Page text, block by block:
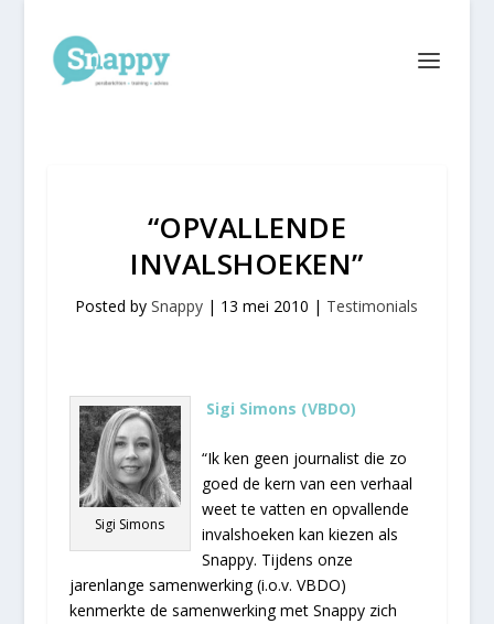
“OPVALLENDE
INVALSHOEKEN”
Posted bySnappy | 13 mei 2010 | Testimonials
Sigi Simons
Sigi Simons (VBDO)
“Ik ken geen journalist die zo
goed de kern van een verhaal
weet te vatten en opvallende
invalshoeken kan kiezen als
Snappy. Tijdens onze
jarenlange samenwerking (i.o.v. VBDO)
kenmerkte de samenwerking met Snappy zich